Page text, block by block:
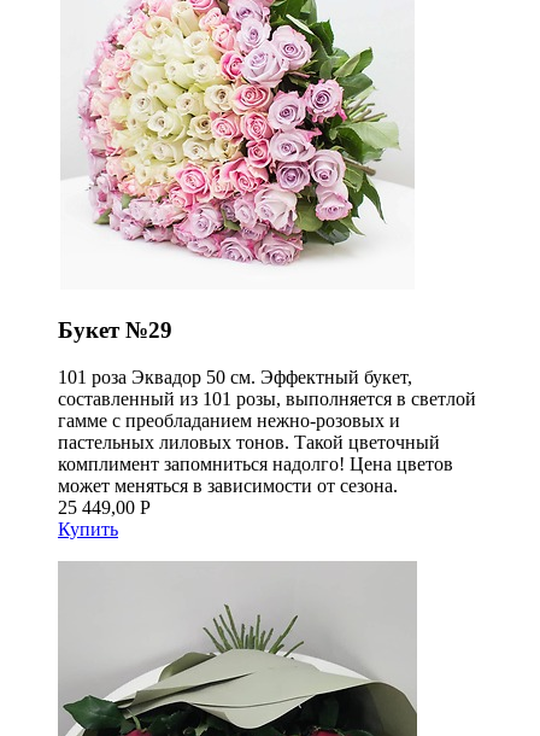
Букет №29
101 роза Эквадор 50 см. Эффектный букет,
составленный из 101 розы, выполняется в светлой
гамме с преобладанием нежно-розовых и
пастельных лиловых тонов. Такой цветочный
комплимент запомниться надолго! Цена цветов
может меняться в зависимости от сезона.
25 449,00 Р
Купить